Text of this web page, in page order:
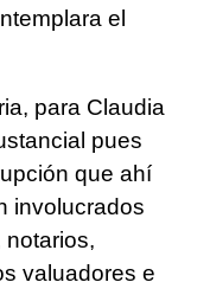
el
para Claudia
pues
que ahí
involucrados
notarios,
valuadores e